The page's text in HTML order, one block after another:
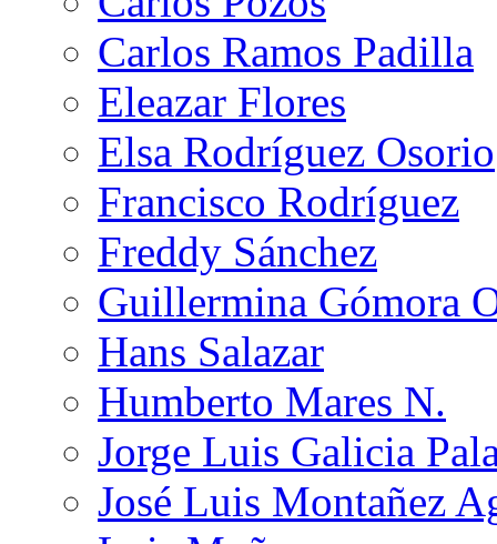
Carlos Ramos Padilla
Eleazar Flores
Elsa Rodríguez Osorio
Francisco Rodríguez
Freddy Sánchez
Guillermina Gómora
Hans Salazar
Humberto Mares N.
Jorge Luis Galicia
José Luis Montañez